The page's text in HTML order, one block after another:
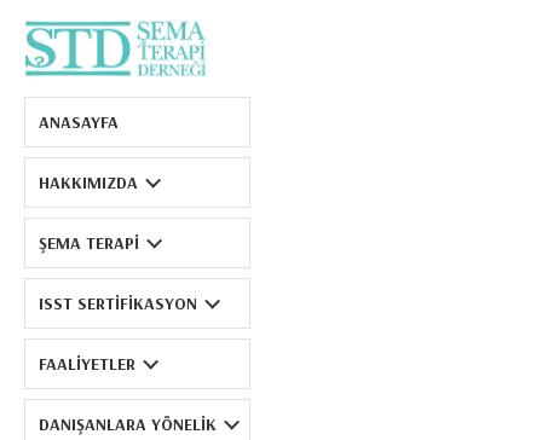
Şema Terapi Derneği
ANASAYFA
HAKKIMIZDA
ŞEMA TERAPI
ISST SERTIFIKASYON
FAALIYETLER
DANIŞANLARA YÖNELIK